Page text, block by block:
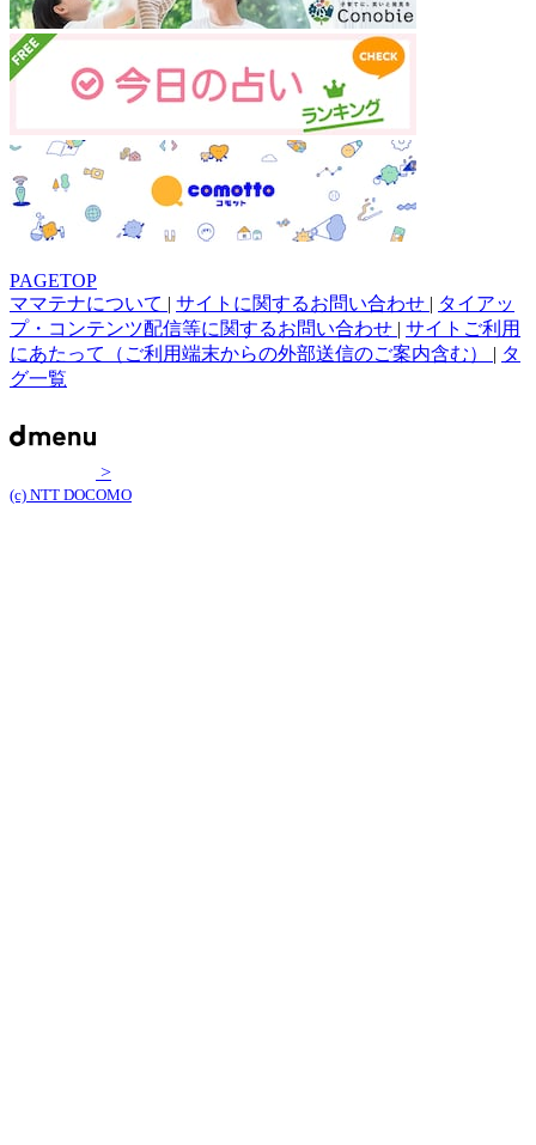
PAGETOP
ママテナについて | サイトに関するお問い合わせ | タイアッ
プ・コンテンツ配信等に関するお問い合わせ | サイトご利用
にあたって（ご利用端末からの外部送信のご案内含む） | タ
グ一覧
>
(c) NTT DOCOMO